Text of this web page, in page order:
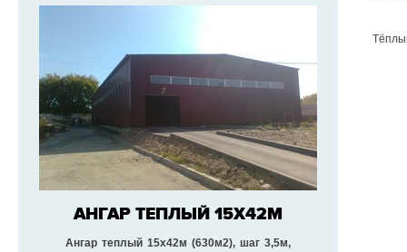
АНГАР ТЕПЛЫЙ 15Х42М
Ангар теплый 15х42м (630м2), шаг 3,5м,